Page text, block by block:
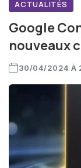
ACTUALITÉS
Google
nouveaux
30/04/2024 À